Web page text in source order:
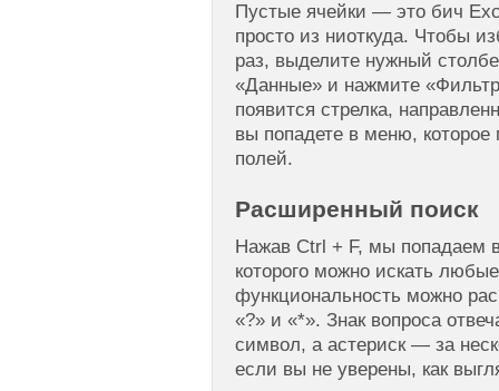
Пустые ячейки — это бич
просто из ниоткуда. Чтобы
раз, выделите нужный
«Данные» и нажмите
появится стрелка,
вы попадете в меню, которое
полей.
Расширенный поиск
Нажав Ctrl + F, мы попадаем
которого можно искать
функциональность можно
«?» и «*». Знак вопроса
символ, а астериск — за
если вы не уверены, как